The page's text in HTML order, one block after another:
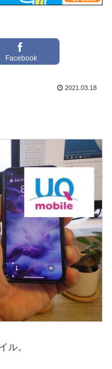
Facebook
2021.03.18
ル。